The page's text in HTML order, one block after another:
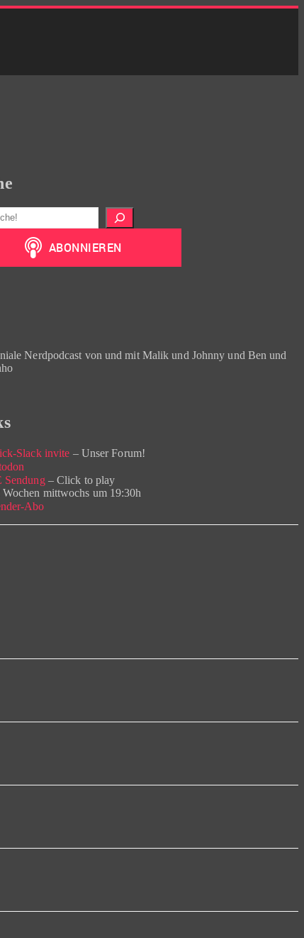
Nerdpodcast von und mit Malik und Johnny und Ben und
Slack invite – Unser Forum!
– Click to play
mittwochs um 19:30h
Abo